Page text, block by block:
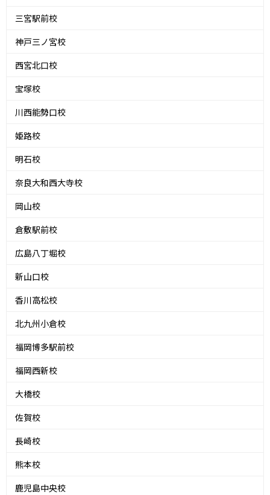
三宮駅前校
神戸三ノ宮校
西宮北口校
宝塚校
川西能勢口校
姫路校
明石校
奈良大和西大寺校
岡山校
倉敷駅前校
広島八丁堀校
新山口校
香川高松校
北九州小倉校
福岡博多駅前校
福岡西新校
大橋校
佐賀校
長崎校
熊本校
鹿児島中央校